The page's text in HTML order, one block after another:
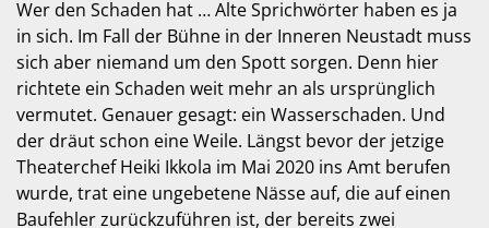
Wer den Schaden hat … Alte Sprichwörter haben es ja
in sich. Im Fall der Bühne in der Inneren Neustadt muss
sich aber niemand um den Spott sorgen. Denn hier
richtete ein Schaden weit mehr an als ursprünglich
vermutet. Genauer gesagt: ein Wasserschaden. Und
der dräut schon eine Weile. Längst bevor der jetzige
Theaterchef Heiki Ikkola im Mai 2020 ins Amt berufen
wurde, trat eine ungebetene Nässe auf, die auf einen
Baufehler zurückzuführen ist, der bereits zwei